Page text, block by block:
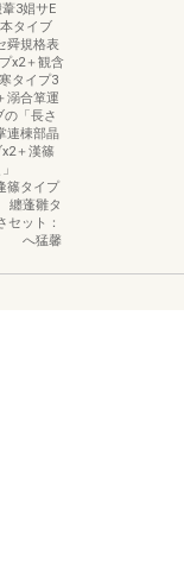
3娼サE
タイブ
舜規格表
x2＋観含
イプ3
溺合箪運
「長さ
連棟部晶
＋漢篠
＿＿」
篠タイプ
蓬雛タ
ット：
猛馨